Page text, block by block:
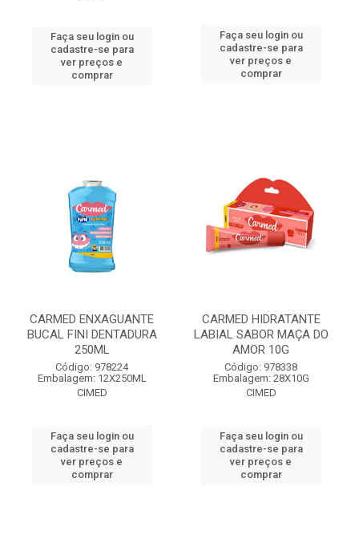
Faça seu login ou
cadastre-se para
ver preços e
comprar
Faça seu login ou
cadastre-se para
ver preços e
comprar
CARMED ENXAGUANTE
BUCAL FINI DENTADURA
250ML
Código: 978224
Embalagem: 12X250ML
CIMED
Faça seu login ou
cadastre-se para
ver preços e
comprar
CARMED HIDRATANTE
LABIAL SABOR MAÇA DO
AMOR 10G
Código: 978338
Embalagem: 28X10G
CIMED
Faça seu login ou
cadastre-se para
ver preços e
comprar